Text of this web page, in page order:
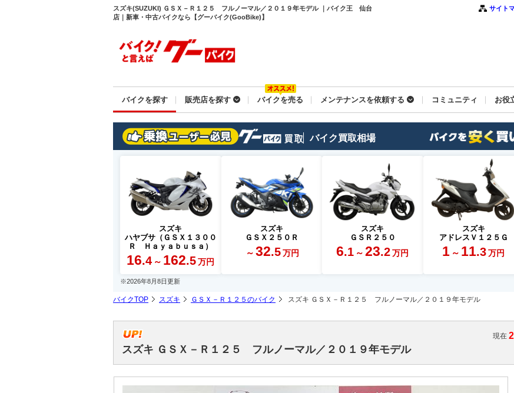
スズキ(SUZUKI) ＧＳＸ－Ｒ１２５ フルノーマル／２０１９年モデル ｜バイク王 仙台
店｜新車・中古バイクなら【グーバイク(GooBike)】
サイト
バイクを探す 販売店を探す バイクを売る メンテナンスを依頼する コミュニティ お役
バイク買取相場
スズキ
ハヤブサ（ＧＳＸ１３００
Ｒ Ｈａｙａｂｕｓａ）
16.4 ～ 162.5 万円
スズキ
ＧＳＸ２５０Ｒ
～ 32.5 万円
スズキ
ＧＳＲ２５０
6.1 ～ 23.2 万円
スズキ
アドレスＶ１２５Ｇ
1 ～ 11.3 万円
※2026年8月8日更新
バイクTOP スズキ ＧＳＸ－Ｒ１２５のバイク スズキ ＧＳＸ－Ｒ１２５ フルノーマル／２０１９年モデル
現在
スズキ ＧＳＸ－Ｒ１２５ フルノーマル／２０１９年モデル